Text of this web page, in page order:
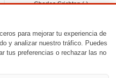
Charles Crichton (-)
Jeremy Ratchford (61)
Jason O’Mara (54)
la fecha
para mejorar tu experiencia de
y analizar nuestro tráfico. Puedes
tus preferencias o rechazar las no